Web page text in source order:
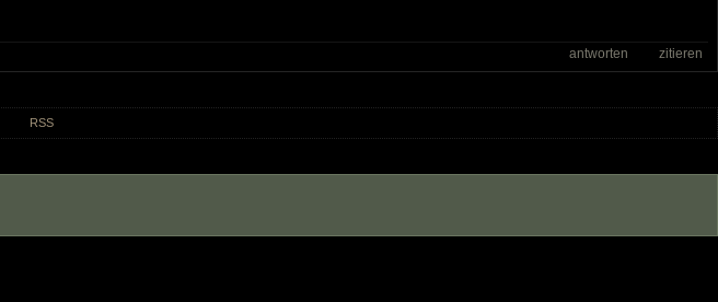
antworten zitieren
RSS